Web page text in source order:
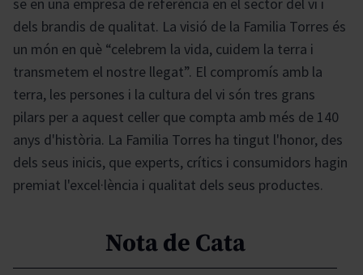
dels brandis de qualitat. La visió de la Familia Torres és
un món en què “celebrem la vida, cuidem la terra i
transmetem el nostre llegat”. El compromís amb la
terra, les persones i la cultura del vi són tres grans
pilars per a aquest celler que compta amb més de 140
anys d'història. La Familia Torres ha tingut l'honor, des
dels seus inicis, que experts, crítics i consumidors hagin
premiat l'excel·lència i qualitat dels seus productes.
Nota de Cata